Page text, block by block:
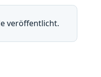
veröffentlicht.